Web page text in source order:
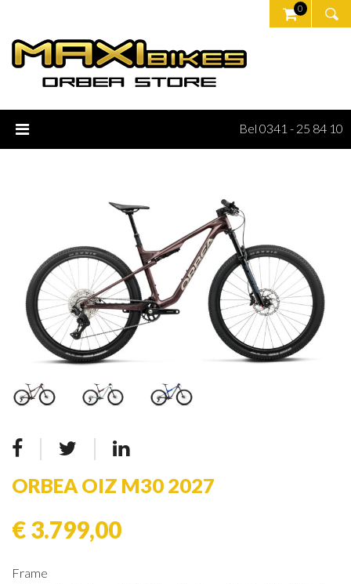
0
Bel 0341 - 25 84 10
ORBEA OIZ M30 2027
€ 3.799,00
Frame